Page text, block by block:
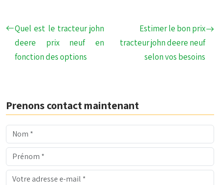
Quel est le tracteur john
deere prix neuf en
fonction des options
Estimer le bon prix
tracteur john deere neuf
selon vos besoins
Prenons contact maintenant